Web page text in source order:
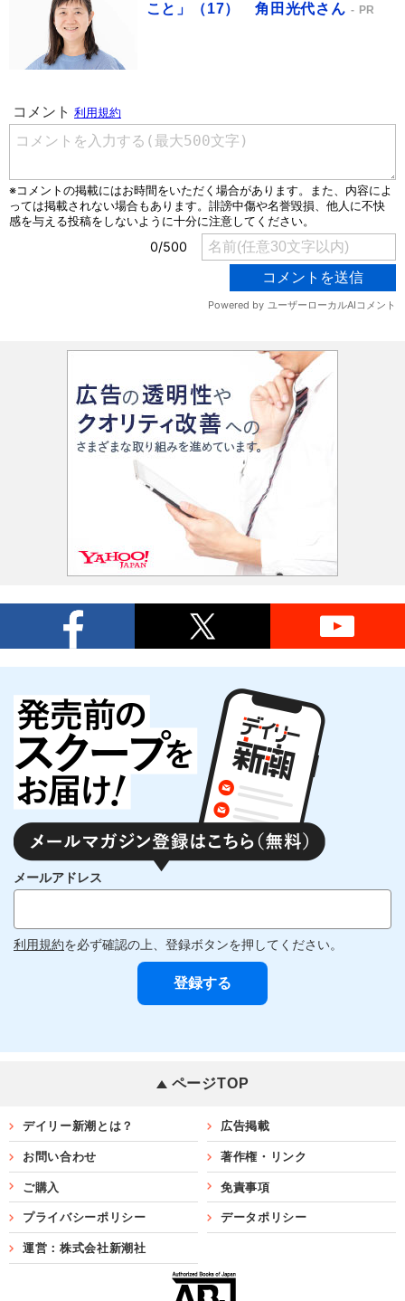
こと」（17） 角田光代さん
PR
メールアドレス
利用規約を必ず確認の上、登録ボタンを押してください。
ページTOP
デイリー新潮とは？ 広告掲載
お問い合わせ 著作権・リンク
ご購入 免責事項
プライバシーポリシー データポリシー
運営：株式会社新潮社